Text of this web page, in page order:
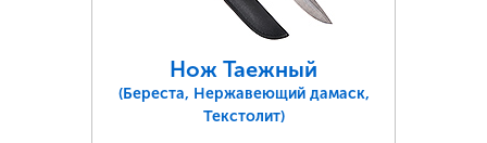
Нож Таежный
(Береста, Нержавеющий дамаск,
Текстолит)